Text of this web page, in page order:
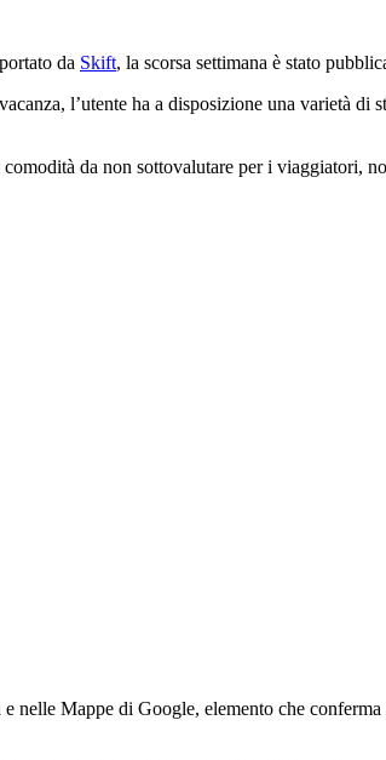
da Skift, la scorsa settimana è stato
l’utente ha a disposizione una varietà
da non sottovalutare per i viaggiatori,
nelle Mappe di Google, elemento che